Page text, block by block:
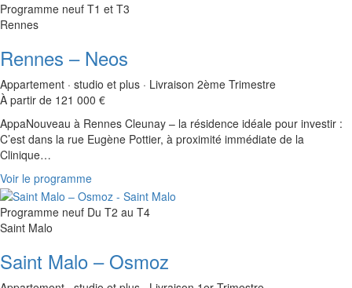
Programme neuf T1 et T3
Rennes
Rennes – Neos
Appartement · studio et plus · Livraison 2ème Trimestre
À partir de 121 000 €
AppaNouveau à Rennes Cleunay – la résidence idéale pour investir :
C’est dans la rue Eugène Pottier, à proximité immédiate de la
Clinique…
Voir le programme
Programme neuf Du T2 au T4
Saint Malo
Saint Malo – Osmoz